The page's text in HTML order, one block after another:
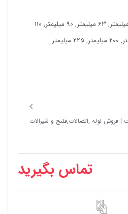
25 میلیمتر, 63 میلیمتر, 90 میلیمتر, 110
| فروش لوله ,اتصالات,فلنج و شیرالات
تماس بگیرید